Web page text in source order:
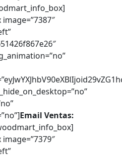
Email Ventas: